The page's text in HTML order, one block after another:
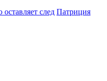
след Патриция